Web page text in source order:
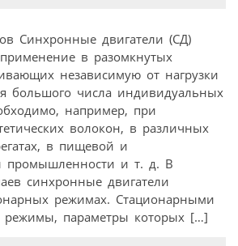
Синхронные двигатели (СД)
в разомкнутых
независимую от нагрузки
большого числа индивидуальных
например, при
волокон, в различных
в пищевой и
промышленности и т. д. В
синхронные двигатели
режимах. Стационарными
параметры которых […]